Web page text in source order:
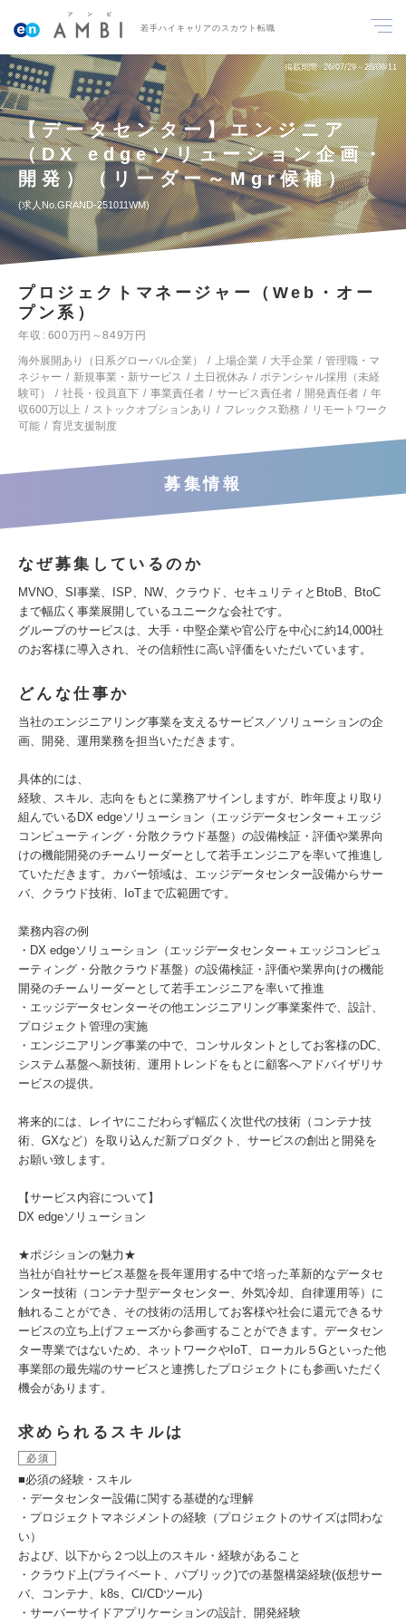
若手ハイキャリアのスカウト転職
掲載期間 26/07/29～26/08/11
【データセンター】エンジニア
（DX edgeソリューション企画・
開発）（リーダー～Mgr候補）
求人No.GRAND-251011WM
プロジェクトマネージャー（Web・オー
プン系）
年収
600万円～849万円
海外展開あり（日系グローバル企業）
上場企業 大手企業
管理職・マ
ネジャー
新規事業・新サービス 土日祝休み
ポテンシャル採用（未経
験可）
社長・役員直下 事業責任者 サービス責任者 開発責任者
年
収600万以上
ストックオプションあり フレックス勤務
リモートワーク
可能
育児支援制度
募集情報
なぜ募集しているのか
MVNO、SI事業、ISP、NW、クラウド、セキュリティとBtoB、BtoC
まで幅広く事業展開しているユニークな会社です。
グループのサービスは、大手・中堅企業や官公庁を中心に約14,000社
のお客様に導入され、その信頼性に高い評価をいただいています。
どんな仕事か
当社のエンジニアリング事業を支えるサービス／ソリューションの企
画、開発、運用業務を担当いただきます。
具体的には、
経験、スキル、志向をもとに業務アサインしますが、昨年度より取り
組んでいるDX edgeソリューション（エッジデータセンター＋エッジ
コンピューティング・分散クラウド基盤）の設備検証・評価や業界向
けの機能開発のチームリーダーとして若手エンジニアを率いて推進し
ていただきます。カバー領域は、エッジデータセンター設備からサー
バ、クラウド技術、IoTまで広範囲です。
業務内容の例
・DX edgeソリューション（エッジデータセンター＋エッジコンピュ
ーティング・分散クラウド基盤）の設備検証・評価や業界向けの機能
開発のチームリーダーとして若手エンジニアを率いて推進
・エッジデータセンターその他エンジニアリング事業案件で、設計、
プロジェクト管理の実施
・エンジニアリング事業の中で、コンサルタントとしてお客様のDC、
システム基盤へ新技術、運用トレンドをもとに顧客へアドバイザリサ
ービスの提供。
将来的には、レイヤにこだわらず幅広く次世代の技術（コンテナ技
術、GXなど）を取り込んだ新プロダクト、サービスの創出と開発を
お願い致します。
【サービス内容について】
DX edgeソリューション
★ポジションの魅力★
当社が自社サービス基盤を長年運用する中で培った革新的なデータセ
ンター技術（コンテナ型データセンター、外気冷却、自律運用等）に
触れることができ、その技術の活用してお客様や社会に還元できるサ
ービスの立ち上げフェーズから参画することができます。データセン
ター専業ではないため、ネットワークやIoT、ローカル５Gといった他
事業部の最先端のサービスと連携したプロジェクトにも参画いただく
機会があります。
求められるスキルは
必須
■必須の経験・スキル
・データセンター設備に関する基礎的な理解
・プロジェクトマネジメントの経験（プロジェクトのサイズは問わな
い）
および、以下から２つ以上のスキル・経験があること
・クラウド上(プライベート、パブリック)での基盤構築経験(仮想サー
バ、コンテナ、k8s、CI/CDツール)
・サーバーサイドアプリケーションの設計、開発経験